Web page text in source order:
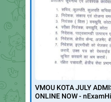
VMOU OLD PAPERS
2025, जून 2025, जून 2024,
2023, दिसंबर…